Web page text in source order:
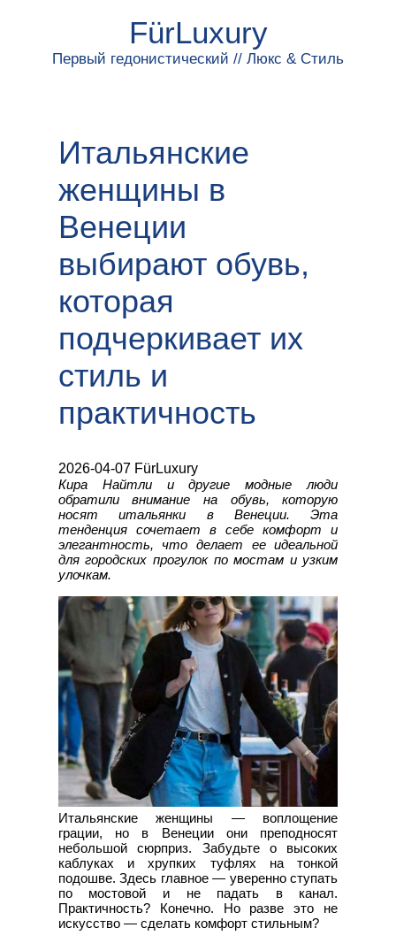
FürLuxury
Первый гедонистический // Люкс & Стиль
Итальянские
женщины в
Венеции
выбирают обувь,
которая
подчеркивает их
стиль и
практичность
2026-04-07 FürLuxury
Кира Найтли и другие модные люди
обратили внимание на обувь, которую
носят итальянки в Венеции. Эта
тенденция сочетает в себе комфорт и
элегантность, что делает ее идеальной
для городских прогулок по мостам и узким
улочкам.
Итальянские женщины — воплощение
грации, но в Венеции они преподносят
небольшой сюрприз. Забудьте о высоких
каблуках и хрупких туфлях на тонкой
подошве. Здесь главное — уверенно ступать
по мостовой и не падать в канал.
Практичность? Конечно. Но разве это не
искусство — сделать комфорт стильным?